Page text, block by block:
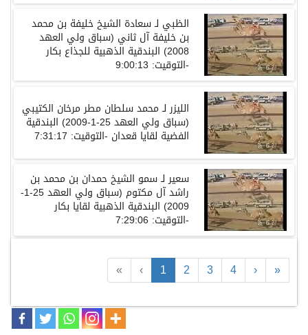
« ‹ 1 2 3 4 › »
الظبي لـسعادة الشيخ خليفة بن محمد
بن خليفة آل ثاني (سباق ولي العهد
2008) البندقية الذهبية للجذاع بكار
-التوقيت:
9:00:13
الليزر لـ محمد سلطان مطر مرخان الكتيبي
(سباق ولي العهد25-1-2009) البندقية
الفضية لقايا قعدان -التوقيت:
7:31:17
سعير لـ سمو الشيخ حمدان بن محمد بن
راشد آل مكتوم (سباق ولي العهد 25-1-
2009)البندقية الذهبية لقايا بكار
-التوقيت:
7:29:06